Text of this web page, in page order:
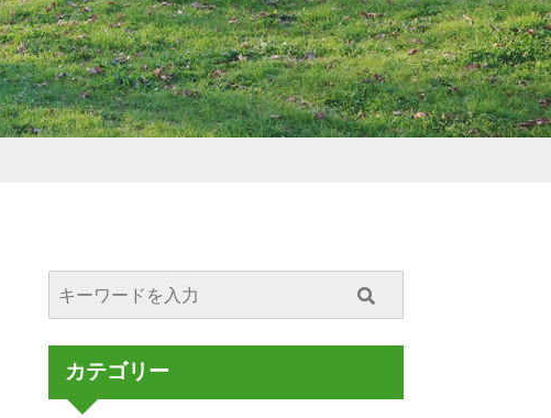
カテゴリー